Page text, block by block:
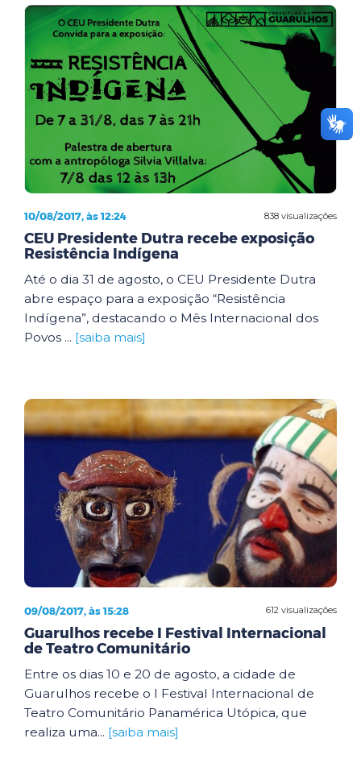
838 visualizações
10/08/2017, às 12:24
CEU Presidente Dutra recebe exposição
Resistência Indígena
Até o dia 31 de agosto, o CEU Presidente Dutra
abre espaço para a exposição “Resistência
Indígena”, destacando o Mês Internacional dos
Povos ... [saiba mais]
612 visualizações
09/08/2017, às 15:28
Guarulhos recebe I Festival Internacional
de Teatro Comunitário
Entre os dias 10 e 20 de agosto, a cidade de
Guarulhos recebe o I Festival Internacional de
Teatro Comunitário Panamérica Utópica, que
realiza uma... [saiba mais]